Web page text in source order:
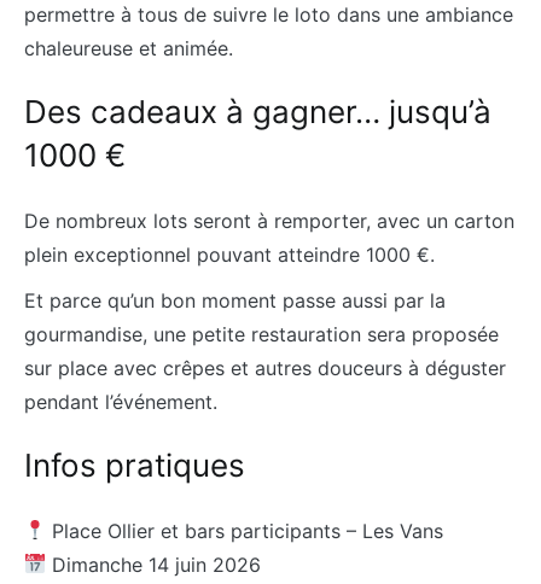
permettre à tous de suivre le loto dans une ambiance
chaleureuse et animée.
Des cadeaux à gagner… jusqu’à
1000 €
De nombreux lots seront à remporter, avec un carton
plein exceptionnel pouvant atteindre 1000 €.
Et parce qu’un bon moment passe aussi par la
gourmandise, une petite restauration sera proposée
sur place avec crêpes et autres douceurs à déguster
pendant l’événement.
Infos pratiques
Place Ollier et bars participants – Les Vans
Dimanche 14 juin 2026